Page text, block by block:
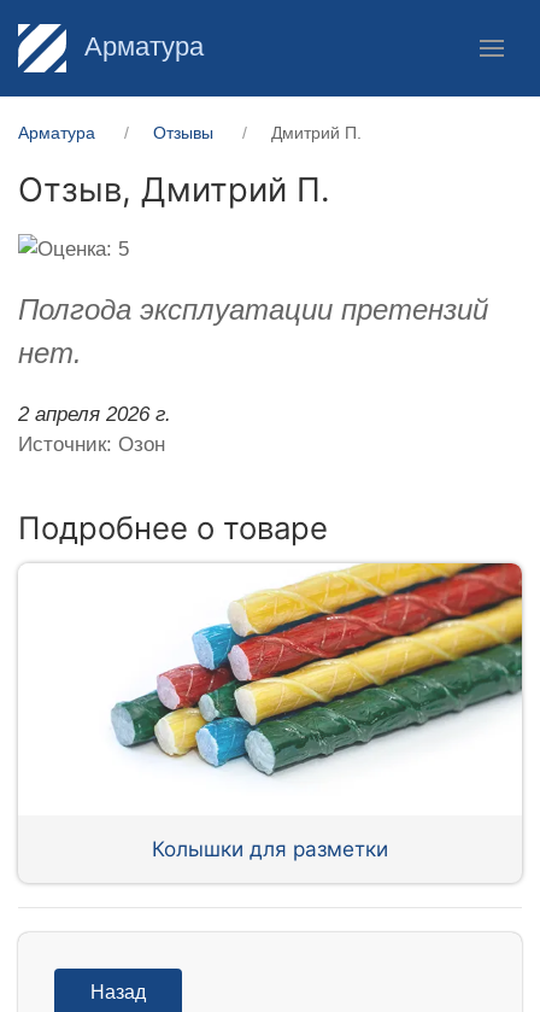
Арматура
Арматура Отзывы Дмитрий П.
Отзыв, Дмитрий П.
Полгода эксплуатации претензий
нет.
2 апреля 2026 г.
Источник: Озон
Подробнее о товаре
Колышки для разметки
Назад